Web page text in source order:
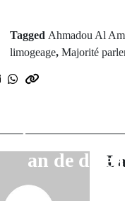
Tagged Ahmadou Al
limogeage, Majorité
L'ancien
an de